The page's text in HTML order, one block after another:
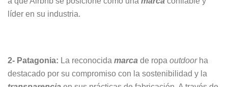
líder en su industria.
2- Patagonia: La reconocida marca de ropa outdoorha
destacado por su compromiso con la sostenibilidad y la